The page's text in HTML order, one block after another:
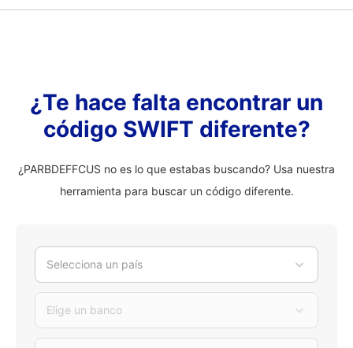
¿Te hace falta encontrar un
código SWIFT diferente?
¿PARBDEFFCUS no es lo que estabas buscando? Usa nuestra
herramienta para buscar un código diferente.
Selecciona un país
Elige un banco